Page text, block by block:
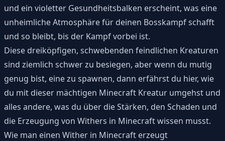
und ein violetter Gesundheitsbalken erscheint, was eine
unheimliche Atmosphäre für deinen Bosskampf schafft
und so bleibt, bis der Kampf vorbei ist.
Diese dreiköpfigen, schwebenden feindlichen Kreaturen
sind ziemlich schwer zu besiegen, aber wenn du mutig
genug bist, eine zu spawnen, dann erfährst du hier, wie
du mit dieser mächtigen Minecraft Kreatur umgehst und
alles andere, was du über die Stärken, den Schaden und
die Erzeugung von Withers in Minecraft wissen musst.
Wie man einen Wither in Minecraft erzeugt